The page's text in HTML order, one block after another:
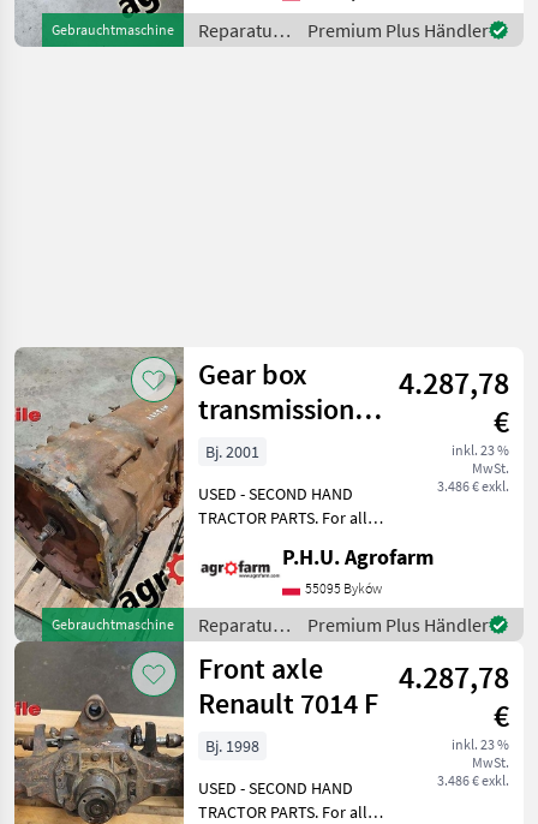
Gebrauchtmaschine
SCHLEPPER ERSATZTEILE.
Bei weiteren fragen
Reparatur
und
Premium Plus Händler
Gebrauchtmaschine
Gear box
transmission
Renault Ares 610
4.287,78
€
inkl. 23 %
MwSt.
3.486 € exkl.
Bj. 2001
USED - SECOND HAND
TRACTOR PARTS. For all
message by e-mail either
whatsapp. TRAKTOR -
SCHLEPPER ERSATZTEILE.
Bei weiteren fragen
kontaktieren
P.H.U. Agrofarm
55095 Byków
Reparatur
und
Ersatzteile
/ Renault
Premium Plus Händler
Front axle
Renault 7014 F
4.287,78
€
inkl. 23 %
MwSt.
3.486 € exkl.
Bj. 1998
USED - SECOND HAND
TRACTOR PARTS. For all